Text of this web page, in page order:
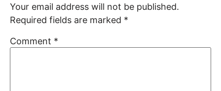
Your email address will not be published.
Required fields are marked *
Comment *